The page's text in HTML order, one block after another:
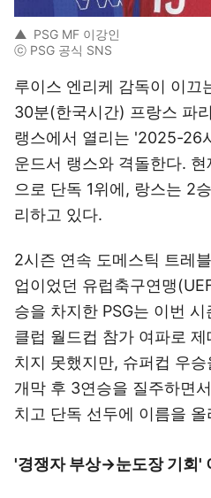
▲ PSG MF 이강인
ⓒ PSG 공식 SNS
루이스 엔리케 감독이 이끄
30분(한국시간) 프랑스 파
랭스에서 열리는 '2025-26
운드서 랭스와 격돌한다.
으로 단독 1위에, 랑스는 2
리하고 있다.
2시즌 연속 도메스틱 트레
업이었던 유럽축구연맹
승을 차지한 PSG는 이번
클럽 월드컵 참가 여파로
치지 못했지만, 슈퍼컵 우
개막 후 3연승을 질주하면
치고 단독 선두에 이름을
'경쟁자 부상→눈도장 기회'